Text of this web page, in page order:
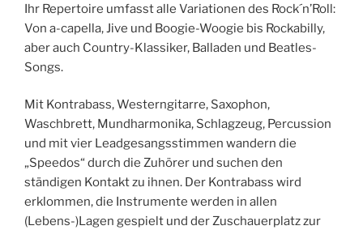
Ihr Repertoire umfasst alle Variationen des Rock´n’Roll:
Von a-capella, Jive und Boogie-Woogie bis Rockabilly,
aber auch Country-Klassiker, Balladen und Beatles-
Songs.
Mit Kontrabass, Westerngitarre, Saxophon,
Waschbrett, Mundharmonika, Schlagzeug, Percussion
und mit vier Leadgesangsstimmen wandern die
„Speedos“ durch die Zuhörer und suchen den
ständigen Kontakt zu ihnen. Der Kontrabass wird
erklommen, die Instrumente werden in allen
(Lebens-)Lagen gespielt und der Zuschauerplatz zur